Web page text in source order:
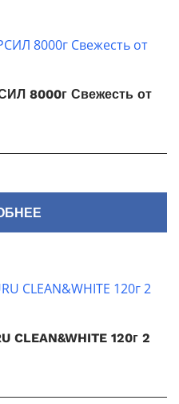
8000г Свежесть от
CLEAN&WHITE 120г 2